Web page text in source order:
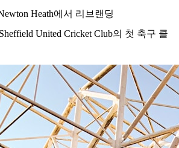
Heath에서 리브랜딩
United Cricket Club의 첫 축구 클